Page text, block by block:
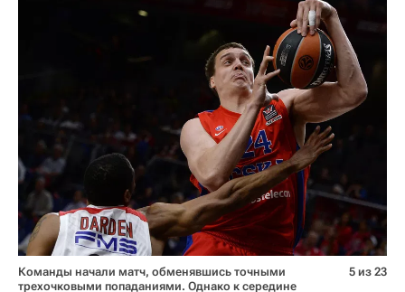
Команды начали матч, обменявшись точными
трехочковыми попаданиями. Однако к середине
5 из 23